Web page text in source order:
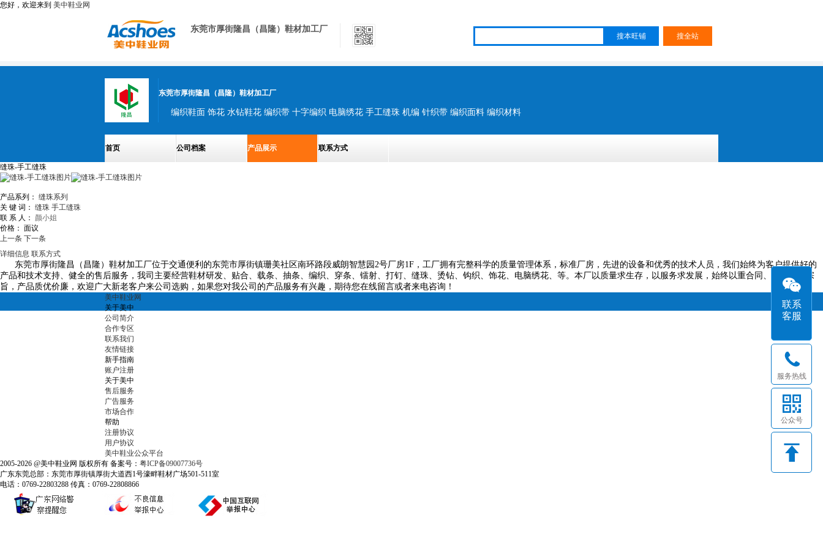
您好，欢迎来到 美中鞋业网
东莞市厚街隆昌（昌隆）鞋材加工厂
东莞市厚街隆昌（昌隆）鞋材加工厂
编织鞋面 饰花 水钻鞋花 编织带 十字编织 电脑绣花 手工缝珠 机编 针织带 编织面料 编织材料
首页 公司档案 产品展示 联系方式
缝珠-手工缝珠
产品系列： 缝珠系列
关 键 词： 缝珠 手工缝珠
联 系 人： 颜小姐
价格： 面议
上一条 下一条
详细信息 联系方式
东莞市厚街隆昌（昌隆）鞋材加工厂位于交通便利的东莞市厚街镇珊美社区南环路段威朗智慧园2号厂房1F，工厂拥有完整科学的质量管理体系，标准厂房，先进的设备和优秀的技术人员，我们始终为客户提供好的
产品和技术支持、健全的售后服务，我司主要经营鞋材研发、贴合、载条、抽条、编织、穿条、镭射、打钉、缝珠、烫钻、钩织、饰花、电脑绣花、等。本厂以质量求生存，以服务求发展，始终以重合同、守信用为宗
旨，产品质优价廉，欢迎广大新老客户来公司选购，如果您对我公司的产品服务有兴趣，期待您在线留言或者来电咨询！
美中鞋业网
关于美中
公司简介
合作专区
联系我们
友情链接
新手指南
账户注册
关于美中
售后服务
广告服务
市场合作
帮助
注册协议
用户协议
美中鞋业公众平台
2005-2026 @美中鞋业网 版权所有 备案号： 粤ICP备09007736号
广东东莞总部：东莞市厚街镇厚街大道西1号濠畔鞋材广场501-511室
电话：0769-22803288 传真：0769-22808866
联系
客服
服务热线
公众号